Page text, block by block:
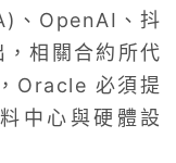
、 OpenAI 、抖
相關合約所代
Oracle 必須提
中心與硬體設